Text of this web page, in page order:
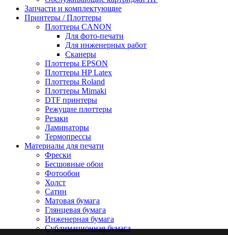
Запчасти и комплектующие
Принтеры / Плоттеры
Плоттеры CANON
Для фото-печати
Для инженерных работ
Сканеры
Плоттеры EPSON
Плоттеры HP Latex
Плоттеры Roland
Плоттеры Mimaki
DTF принтеры
Режущие плоттеры
Резаки
Ламинаторы
Термопрессы
Материалы для печати
Фрески
Бесшовные обои
Фотообои
Холст
Сатин
Матовая бумага
Глянцевая бумага
Инженерная бумага
Сублимационная бумага